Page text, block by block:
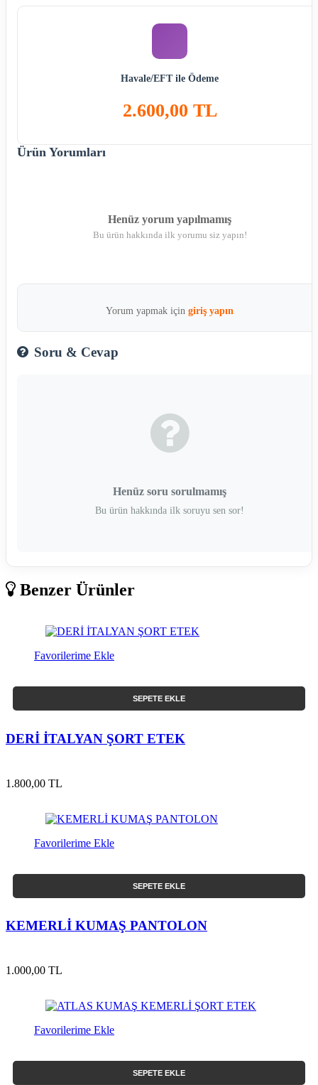
Havale/EFT ile Ödeme
2.600,00 TL
Ürün Yorumları
Henüz yorum yapılmamış
Bu ürün hakkında ilk yorumu siz yapın!
Yorum yapmak için giriş yapın
Soru & Cevap
Henüz soru sorulmamış
Bu ürün hakkında ilk soruyu sen sor!
Benzer Ürünler
Favorilerime Ekle
SEPETE EKLE
DERİ İTALYAN ŞORT ETEK
1.800,00 TL
Favorilerime Ekle
SEPETE EKLE
KEMERLİ KUMAŞ PANTOLON
1.000,00 TL
Favorilerime Ekle
SEPETE EKLE